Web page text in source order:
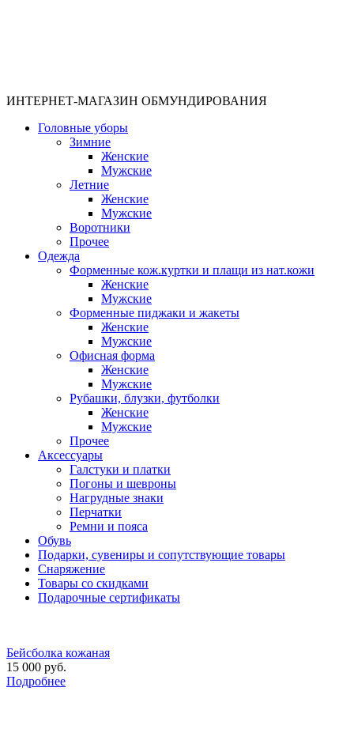
ИНТЕРНЕТ-МАГАЗИН ОБМУНДИРОВАНИЯ
Головные уборы
Зимние
Женские
Мужские
Летние
Женские
Мужские
Воротники
Прочее
Одежда
Форменные кож.куртки и плащи из нат.кожи
Женские
Мужские
Форменные пиджаки и жакеты
Женские
Мужские
Офисная форма
Женские
Мужские
Рубашки, блузки, футболки
Женские
Мужские
Прочее
Аксессуары
Галстуки и платки
Погоны и шевроны
Нагрудные знаки
Перчатки
Ремни и пояса
Обувь
Подарки, сувениры и сопутствующие товары
Снаряжение
Товары со скидками
Подарочные сертификаты
Бейсболка кожаная
15 000 руб.
Подробнее